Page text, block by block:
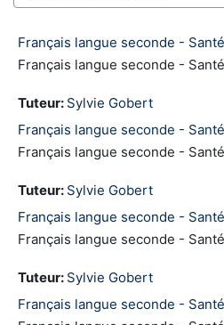
Français langue seconde -
Français langue seconde -
Tuteur: Sylvie Gobert
Français langue seconde -
Français langue seconde -
Tuteur: Sylvie Gobert
Français langue seconde -
Français langue seconde -
Tuteur: Sylvie Gobert
Français langue seconde -